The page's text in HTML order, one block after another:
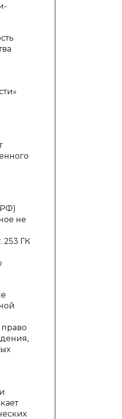
РФ)
не
253 ГК